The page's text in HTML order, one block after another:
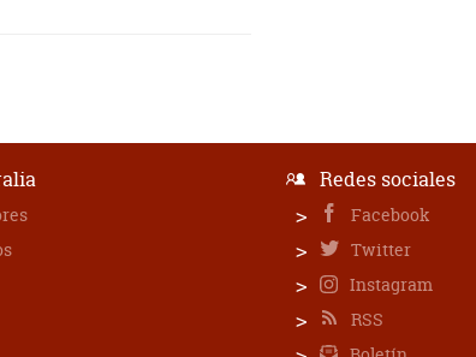
Redes sociales
Facebook
Twitter
Instagram
RSS